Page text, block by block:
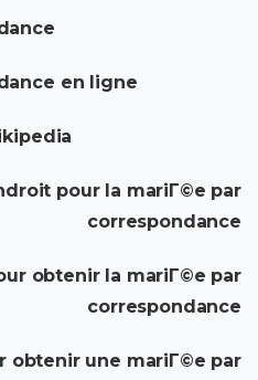
en ligne
pour la mariГ©e par
correspondance
obtenir la mariГ©e par
correspondance
obtenir une mariГ©e par